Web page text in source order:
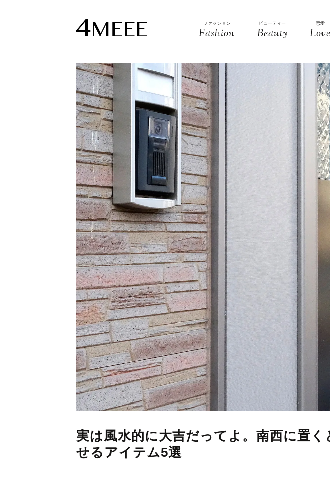
ファッション
Fashion
ビューティー
Beauty
恋愛
Love
実は風水的に大吉だってよ。南西に置く
せるアイテム5選